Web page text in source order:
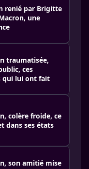
renié par Brigitte
une
traumatisée,
ces
qui lui ont fait
colère froide, ce
dans ses états
son amitié mise